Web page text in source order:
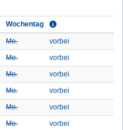
Wochentag
Mo.
vorbei
Mo.
vorbei
Mo.
vorbei
Mo.
vorbei
Mo.
vorbei
Mo.
vorbei